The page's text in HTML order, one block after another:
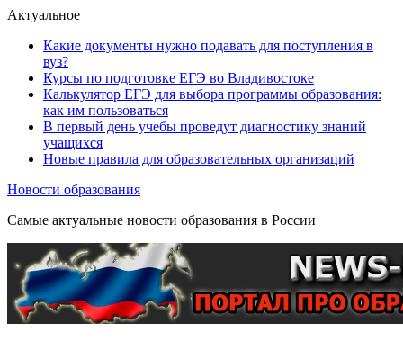
Актуальное
Какие документы нужно подавать для поступления в
вуз?
Курсы по подготовке ЕГЭ во Владивостоке
Калькулятор ЕГЭ для выбора программы образования:
как им пользоваться
В первый день учебы проведут диагностику знаний
учащихся
Новые правила для образовательных организаций
Новости образования
Самые актуальные новости образования в России